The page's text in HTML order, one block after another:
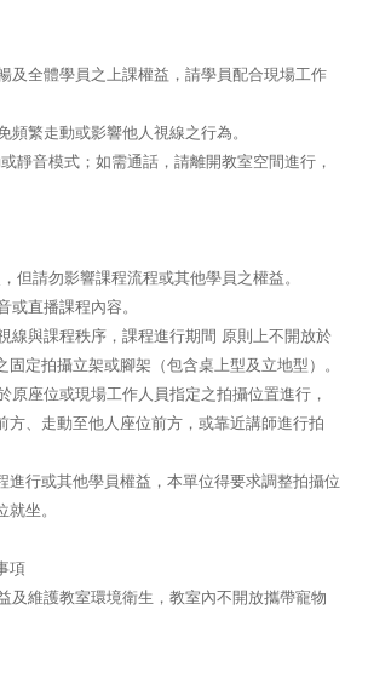
及全體學員之上課權益，請學員配合現場工作
頻繁走動或影響他人視線之行為。
靜音模式；如需通話，請離開教室空間進行，
但請勿影響課程流程或其他學員之權益。
直播課程內容。
線與課程秩序，課程進行期間 原則上不開放於
定拍攝立架或腳架（包含桌上型及立地型）。
原座位或現場工作人員指定之拍攝位置進行，
方、走動至他人座位前方，或靠近講師進行拍
進行或其他學員權益，本單位得要求調整拍攝位
坐。
項
及維護教室環境衛生，教室內不開放攜帶寵物